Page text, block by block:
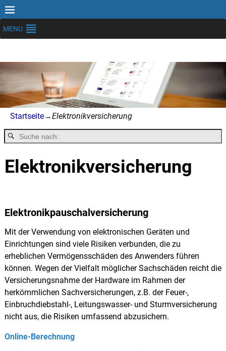
MENU
Startseite→Elektronikversicherung
Elektronikversicherung
Elektronikpauschalversicherung
Mit der Verwendung von elektronischen Geräten und
Einrichtungen sind viele Risiken verbunden, die zu
erheblichen Vermögensschäden des Anwenders führen
können. Wegen der Vielfalt möglicher Sachschäden reicht die
Versicherungsnahme der Hardware im Rahmen der
herkömmlichen Sachversicherungen, z.B. der Feuer-,
Einbruchdiebstahl-, Leitungswasser- und Sturmversicherung
nicht aus, die Risiken umfassend abzusichern.
Online-Berechnung